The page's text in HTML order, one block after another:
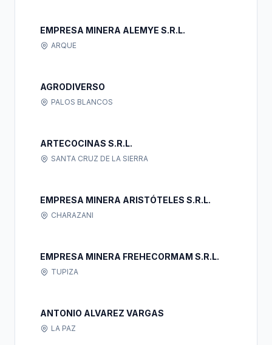
EMPRESA MINERA ALEMYE S.R.L.
ARQUE
AGRODIVERSO
PALOS BLANCOS
ARTECOCINAS S.R.L.
SANTA CRUZ DE LA SIERRA
EMPRESA MINERA ARISTÓTELES S.R.L.
CHARAZANI
EMPRESA MINERA FREHECORMAM S.R.L.
TUPIZA
ANTONIO ALVAREZ VARGAS
LA PAZ